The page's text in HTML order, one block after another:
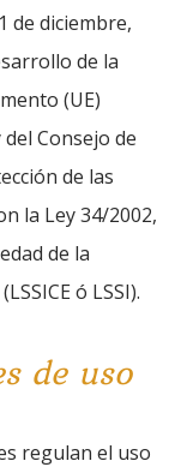
de diciembre,
de la
(UE)
Consejo de
de las
la Ley 34/2002,
de la
ó LSSI).
de uso
regulan el uso